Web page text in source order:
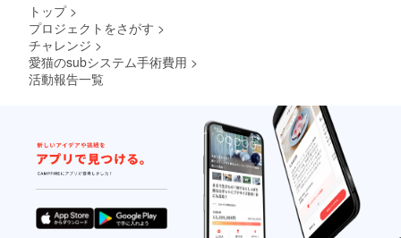
術をする事になると思いま
すとの事。こちらで皆様が
テトの為に支援して下さっ
に備えて貯金したいと思い
ます。慢性腎臓病とこれか
らも付き合って行かなけれ
ばいけないテトや飼い主の
私達にとっても皆様の励ま
のは腎臓にも負担があると
のお話でSUBシステムの方
を選ぶ事にしました。アレ
ルギーが出るか出ないか賭
昇や石の閉塞は緩和できる
のではないかと思いSUBシ
ステムの方向で高度医療セ
ンターへ報告しようかと思
トップ >
プロジェクトをさがす >
チャレンジ >
愛猫のsubシステム手術費用 >
活動報告一覧